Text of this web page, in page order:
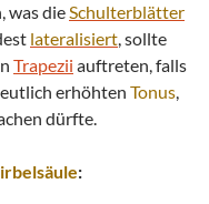
was dieSchulterblätter
lateralisiert, sollte
Trapezii auftreten, falls
erhöhten Tonus,
dürfte.
: